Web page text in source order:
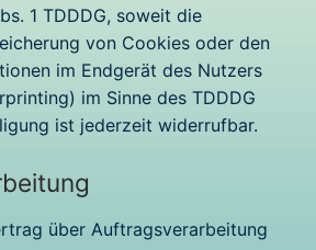
1 TDDDG, soweit die
von Cookies oder den
im Endgerät des Nutzers
im Sinne des TDDDG
ist jederzeit widerrufbar.
über Auftragsverarbeitung